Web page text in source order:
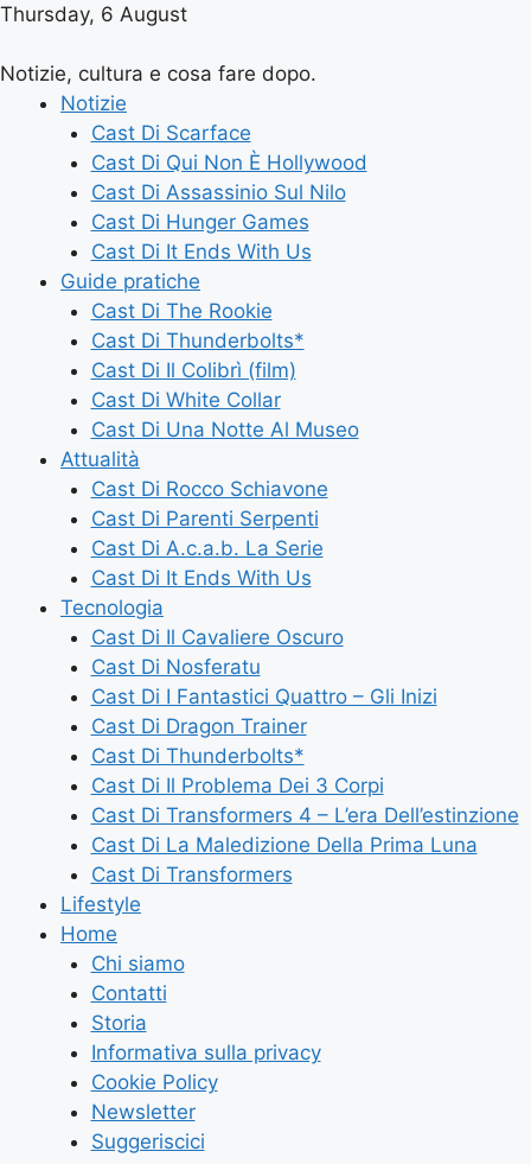
Thursday, 6 August
Notizie, cultura e cosa fare dopo.
Notizie
Cast Di Scarface
Cast Di Qui Non È Hollywood
Cast Di Assassinio Sul Nilo
Cast Di Hunger Games
Cast Di It Ends With Us
Guide pratiche
Cast Di The Rookie
Cast Di Thunderbolts*
Cast Di Il Colibrì (film)
Cast Di White Collar
Cast Di Una Notte Al Museo
Attualità
Cast Di Rocco Schiavone
Cast Di Parenti Serpenti
Cast Di A.c.a.b. La Serie
Cast Di It Ends With Us
Tecnologia
Cast Di Il Cavaliere Oscuro
Cast Di Nosferatu
Cast Di I Fantastici Quattro – Gli Inizi
Cast Di Dragon Trainer
Cast Di Thunderbolts*
Cast Di Il Problema Dei 3 Corpi
Cast Di Transformers 4 – L’era Dell’estinzione
Cast Di La Maledizione Della Prima Luna
Cast Di Transformers
Lifestyle
Home
Chi siamo
Contatti
Storia
Informativa sulla privacy
Cookie Policy
Newsletter
Suggeriscici